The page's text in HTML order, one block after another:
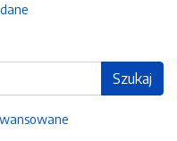
Szukaj